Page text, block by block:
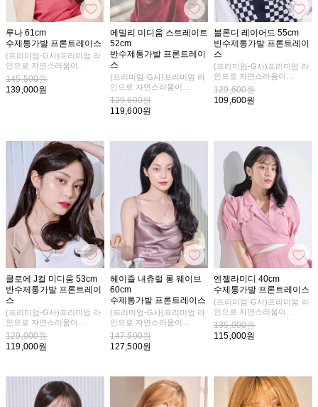
루나 61cm
수제통가발 프론트레이스
(프리미엄-G사)프리미엄 라
인으로 자연스러움이
더욱 업그레이드 되었어요
내츄럴한 C컬이 매력적이랍
145,500원
139,000원
에밀리 미디움 스트레이트
52cm
반수제통가발 프론트레이
스
(프리미엄-G사)프리미엄 라
인으로 자연스러움이
더욱 업그레이드 되었어요
깔끔한 느낌이 가득
129,600원
119,600원
블론디 레이어드 55cm
반수제통가발 프론트레이
스
(프리미엄-G사)프리미엄 라
인으로 자연스러움이
더욱 업그레이드 되었어요
유니크함이 가득해요
129,600원
109,600원
클로에 J컬 미디움 53cm
반수제통가발 프론트레이
스
(프리미엄-G사)프리미엄 라
인으로 자연스러움이
더욱 업그레이드 되었어요
세련된 무드가 가득
129,000원
119,000원
헤이즐 내츄럴 롱 웨이브
60cm
수제통가발 프론트레이스
(프리미엄-G사)프리미엄 라
인으로 자연스러움이
더욱 업그레이드 되었어요
풍성한 볼륨감이 나를 더욱
147,500원
127,500원
엔젤라미디 40cm
수제통가발 프론트레이스
(프리미엄-G사)프리미엄 라
인으로 자연스러움이
더욱 업그레이드 되었어요
중단발의 매력에 빠질 수 밖
135,000원
115,000원